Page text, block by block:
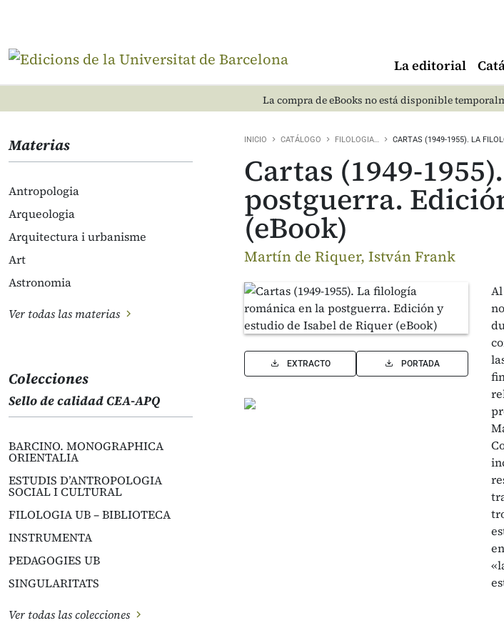
La editorial
La compra de eBooks no está disponible
Materias
Antropologia
Arqueologia
Arquitectura i urbanisme
Art
Astronomia
Ver todas las materias
Colecciones
Sello de calidad CEA-APQ
BARCINO. MONOGRAPHICA
ORIENTALIA
ESTUDIS D’ANTROPOLOGIA
SOCIAL I CULTURAL
FILOLOGIA UB – BIBLIOTECA
INSTRUMENTA
PEDAGOGIES UB
SINGULARITATS
Ver todas las colecciones
INICIO CATÁLOGO FILOLOGIA… CARTAS (1949-1955). LA
Cartas (1949-
postguerra.
(eBook)
Martín de Riquer, István Frank
EXTRACTO PORTADA